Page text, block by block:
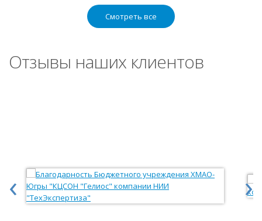
Смотреть все
Отзывы наших клиентов
‹ ›